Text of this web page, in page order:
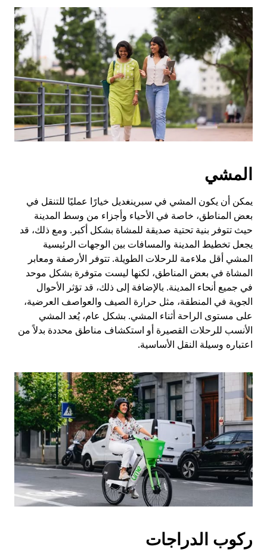
المشي
يمكن أن يكون المشي في سبرينغديل خيارًا عمليًا للتنقل في
بعض المناطق، خاصة في الأحياء وأجزاء من وسط المدينة
حيث تتوفر بنية تحتية صديقة للمشاة بشكل أكبر. ومع ذلك، قد
يجعل تخطيط المدينة والمسافات بين الوجهات الرئيسية
المشي أقل ملاءمة للرحلات الطويلة. تتوفر الأرصفة ومعابر
المشاة في بعض المناطق، لكنها ليست متوفرة بشكل موحد
في جميع أنحاء المدينة. بالإضافة إلى ذلك، قد تؤثر الأحوال
الجوية في المنطقة، مثل حرارة الصيف والعواصف العرضية،
على مستوى الراحة أثناء المشي. بشكل عام، يُعد المشي
الأنسب للرحلات القصيرة أو استكشاف مناطق محددة بدلاً من
اعتباره وسيلة النقل الأساسية.
ركوب الدراجات